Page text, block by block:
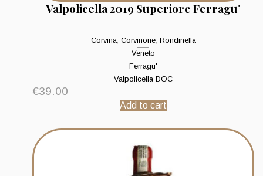
Valpolicella 2019 Superiore Ferragu’
Corvina, Corvinone, Rondinella
Veneto
Ferragu'
Valpolicella DOC
€39.00
Add to cart